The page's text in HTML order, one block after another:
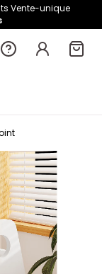
Vente-unique